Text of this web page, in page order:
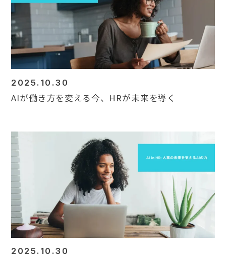
Contact
2025.10.30
AIが働き方を変える今、HRが未来を導く
2025.10.30